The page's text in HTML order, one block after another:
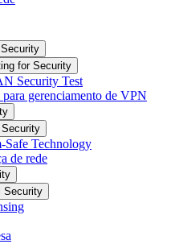
for Security
Security Test
para gerenciamento de VPN
Security
Safe Technology
de rede
Security